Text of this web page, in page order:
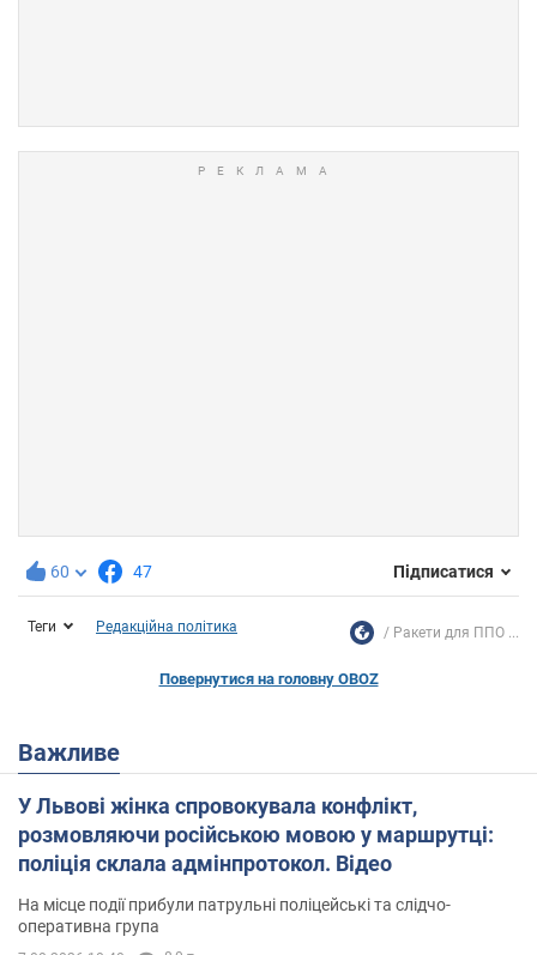
60 47 Підписатися
Теги Редакційна політика Ракети для ППО ...
Повернутися на головну OBOZ
Важливе
У Львові жінка спровокувала конфлікт,
розмовляючи російською мовою у маршрутці:
поліція склала адмінпротокол. Відео
На місце події прибули патрульні поліцейські та слідчо-
оперативна група